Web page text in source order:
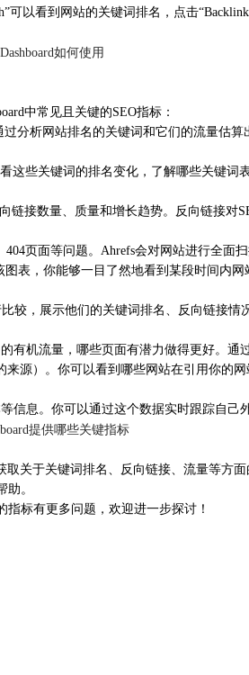
以看到网站的关键词排名，点击
中常见且关键的SEO指标：
分析网站排名的关键词和它们的流量估
这些关键词的排名变化，了解哪些关键
链接数量、质量和增长趋势。反向链接对
页面等问题。Ahrefs会对网站进行全面
表，你能够一目了然地看到某段时间内
较，展示他们的关键词排名、反向链接
机流量，哪些页面有潜力做得更好。通
源）。你可以看到哪些网站在引用你的
息。你可以通过这个数据实时跟踪自己
关于关键词排名、反向链接、流量等
。
指标有更多问题，欢迎进一步探讨！